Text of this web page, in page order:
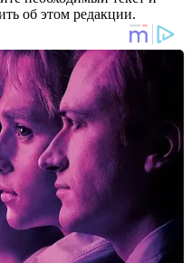
об этом редакции.